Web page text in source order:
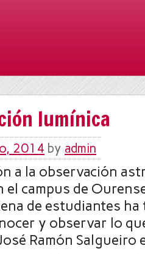
lumínica
2014 by admin
a la observación
el campus de
de estudiantes ha
y observar lo
Ramón Salgueiro